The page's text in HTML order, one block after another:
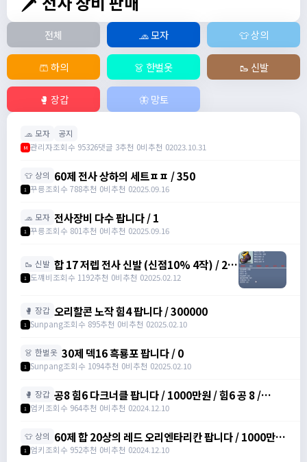
전체 🧢 모자 👕 상의
🩳 하의 👗 한벌옷 🥾 신발
🥊 장갑 🦋 망토
🧢 모자 공지
M 관리자조회수 95326댓글 3추천 0비추천 02023.10.31
👕 상의 60제 전사 상하의 세트ㅍㅍ / 350
1 꾸릉조회수 788추천 0비추천 02025.09.16
🧢 모자 전사장비 다수 팝니다 / 1
1 꾸릉조회수 801추천 0비추천 02025.09.16
🥾 신발 합 17 저렙 전사 신발 (신점10% 4작) / 2억
/ 댓에 연락처 달아주세요
1 도꺠비조회수 1192추천 0비추천 02025.02.12
🥊 장갑 오리할콘 노작 힘4 팝니다 / 300000
1 Sunpang조회수 895추천 0비추천 02025.02.10
👗 한벌옷 30제 덱16 흑룡포 팝니다 / 0
1 Sunpang조회수 1094추천 0비추천 02025.02.10
🥊 장갑 공8 힘6 다크너클 팝니다 / 1000만원 / 힘6 공 8 /
https://open.kakao.com/o/srDmv3Wf
1 엄키조회수 964추천 0비추천 02024.12.10
👕 상의 60제 합 20상의 레드 오리엔타리칸 팝니다 / 1000만원
/ 힘16 덱4 /
1 엄키조회수 952추천 0비추천 02024.12.10